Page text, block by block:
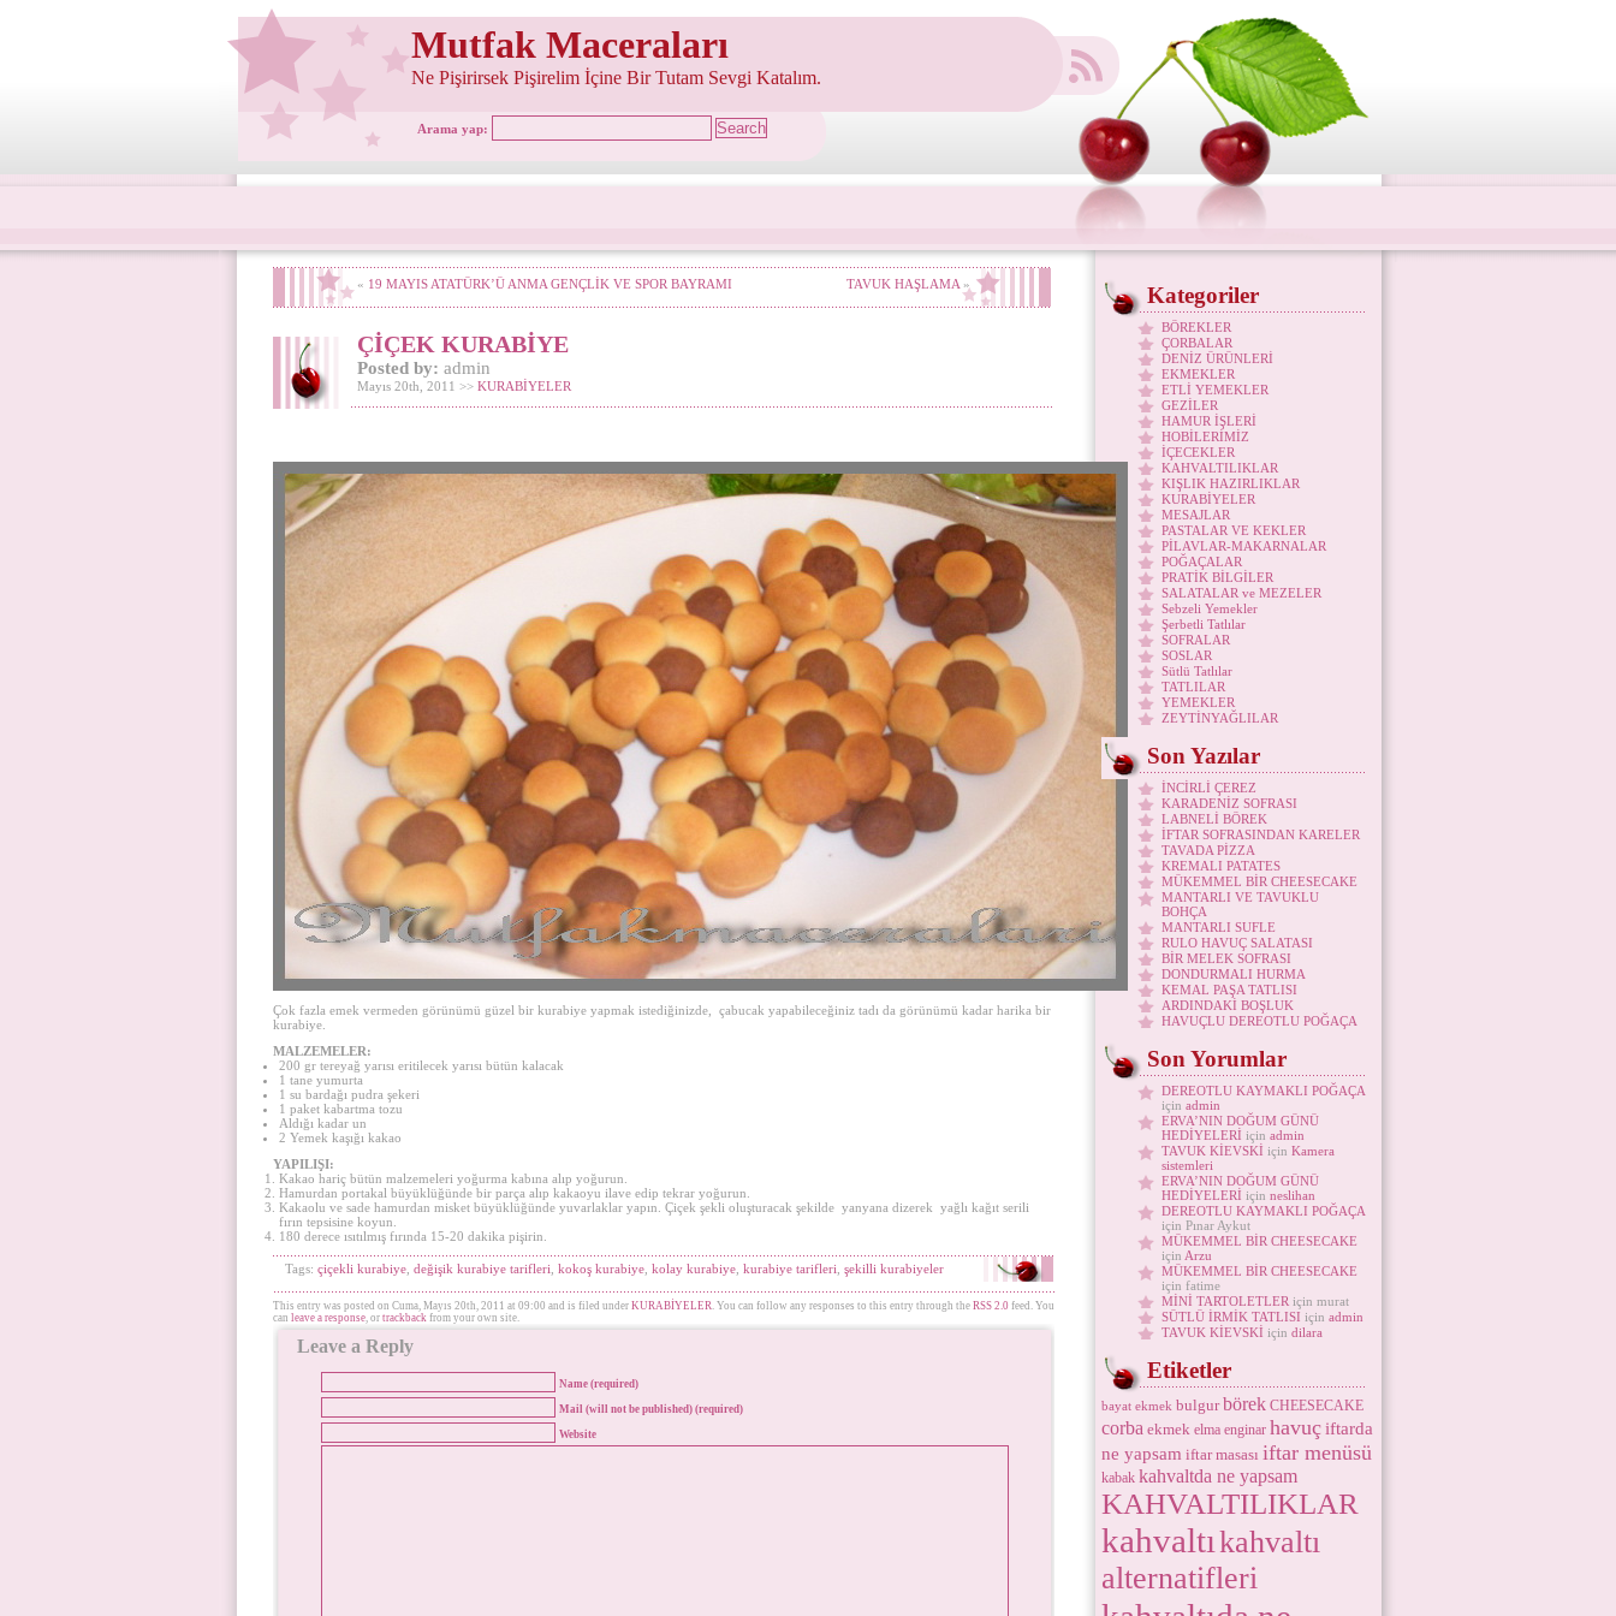
Mutfak Maceraları
Ne Pişirirsek Pişirelim İçine Bir Tutam Sevgi Katalım.
Arama yap:
« 19 MAYIS ATATÜRK’Ü ANMA GENÇLİK VE SPOR BAYRAMI TAVUK HAŞLAMA »
ÇİÇEK KURABİYE
Posted by: admin
Mayıs 20th, 2011 >> KURABİYELER
Çok fazla emek vermeden görünümü güzel bir kurabiye yapmak istediğinizde, çabucak yapabileceğiniz tadı da görünümü kadar harika bir
kurabiye.
MALZEMELER:
200 gr tereyağ yarısı eritilecek yarısı bütün kalacak
1 tane yumurta
1 su bardağı pudra şekeri
1 paket kabartma tozu
Aldığı kadar un
2 Yemek kaşığı kakao
YAPILIŞI:
Kakao hariç bütün malzemeleri yoğurma kabına alıp yoğurun.
Hamurdan portakal büyüklüğünde bir parça alıp kakaoyu ilave edip tekrar yoğurun.
Kakaolu ve sade hamurdan misket büyüklüğünde yuvarlaklar yapın. Çiçek şekli oluşturacak şekilde yanyana dizerek yağlı kağıt serili
fırın tepsisine koyun.
180 derece ısıtılmış fırında 15-20 dakika pişirin.
Tags: çiçekli kurabiye değişik kurabiye tarifleri kokoş kurabiye kolay kurabiye kurabiye tarifleri şekilli kurabiyeler
This entry was posted on Cuma, Mayıs 20th, 2011 at 09:00 and is filed under KURABİYELER. You can follow any responses to this entry through the RSS 2.0 feed. You
can leave a response, or trackback from your own site.
Leave a Reply
Name (required)
Mail (will not be published) (required)
Website
Kategoriler
BÖREKLER
ÇORBALAR
DENİZ ÜRÜNLERİ
EKMEKLER
ETLİ YEMEKLER
GEZİLER
HAMUR İŞLERİ
HOBİLERİMİZ
İÇECEKLER
KAHVALTILIKLAR
KIŞLIK HAZIRLIKLAR
KURABİYELER
MESAJLAR
PASTALAR VE KEKLER
PİLAVLAR-MAKARNALAR
POĞAÇALAR
PRATİK BİLGİLER
SALATALAR ve MEZELER
Sebzeli Yemekler
Şerbetli Tatlılar
SOFRALAR
SOSLAR
Sütlü Tatlılar
TATLILAR
YEMEKLER
ZEYTİNYAĞLILAR
Son Yazılar
İNCİRLİ ÇEREZ
KARADENİZ SOFRASI
LABNELİ BÖREK
İFTAR SOFRASINDAN KARELER
TAVADA PİZZA
KREMALI PATATES
MÜKEMMEL BİR CHEESECAKE
MANTARLI VE TAVUKLU
BOHÇA
MANTARLI SUFLE
RULO HAVUÇ SALATASI
BİR MELEK SOFRASI
DONDURMALI HURMA
KEMAL PAŞA TATLISI
ARDINDAKİ BOŞLUK
HAVUÇLU DEREOTLU POĞAÇA
Son Yorumlar
DEREOTLU KAYMAKLI POĞAÇA
için admin
ERVA’NIN DOĞUM GÜNÜ
HEDİYELERİ için admin
TAVUK KİEVSKİ için Kamera
sistemleri
ERVA’NIN DOĞUM GÜNÜ
HEDİYELERİ için neslihan
DEREOTLU KAYMAKLI POĞAÇA
için Pınar Aykut
MÜKEMMEL BİR CHEESECAKE
için Arzu
MÜKEMMEL BİR CHEESECAKE
için fatime
MİNİ TARTOLETLER için murat
SÜTLÜ İRMİK TATLISI için admin
TAVUK KİEVSKİ için dilara
Etiketler
bayat ekmek bulgur börek CHEESECAKE
corba ekmek elma enginar havuçiftarda
ne yapsam iftar masası iftar menüsü
kabak kahvaltda ne yapsam
KAHVALTILIKLAR
kahvaltıkahvaltı
alternatifleri